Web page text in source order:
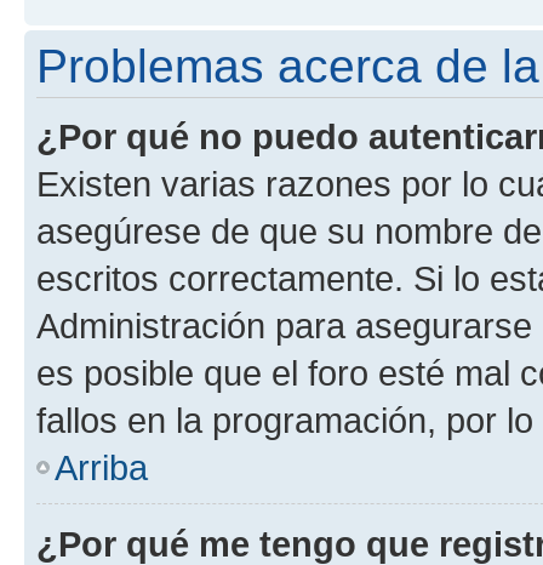
Problemas acerca de
¿Por qué no puedo
Existen varias razones por lo
asegúrese de que su nombre
escritos correctamente. Si lo
Administración para
es posible que el foro esté mal
fallos en la programación, por
Arriba
¿Por qué me tengo que